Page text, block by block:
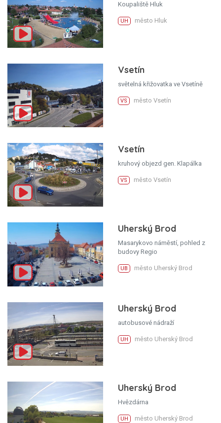
Koupaliště Hluk
UH město Hluk
Vsetín
světelná křižovatka ve Vsetíně
VS město Vsetín
Vsetín
kruhový objezd gen. Klapálka
VS město Vsetín
Uherský Brod
Masarykovo náměstí, pohled z
budovy Regio
UB město Uherský Brod
Uherský Brod
autobusové nádraží
UH město Uherský Brod
Uherský Brod
Hvězdárna
UH město Uherský Brod